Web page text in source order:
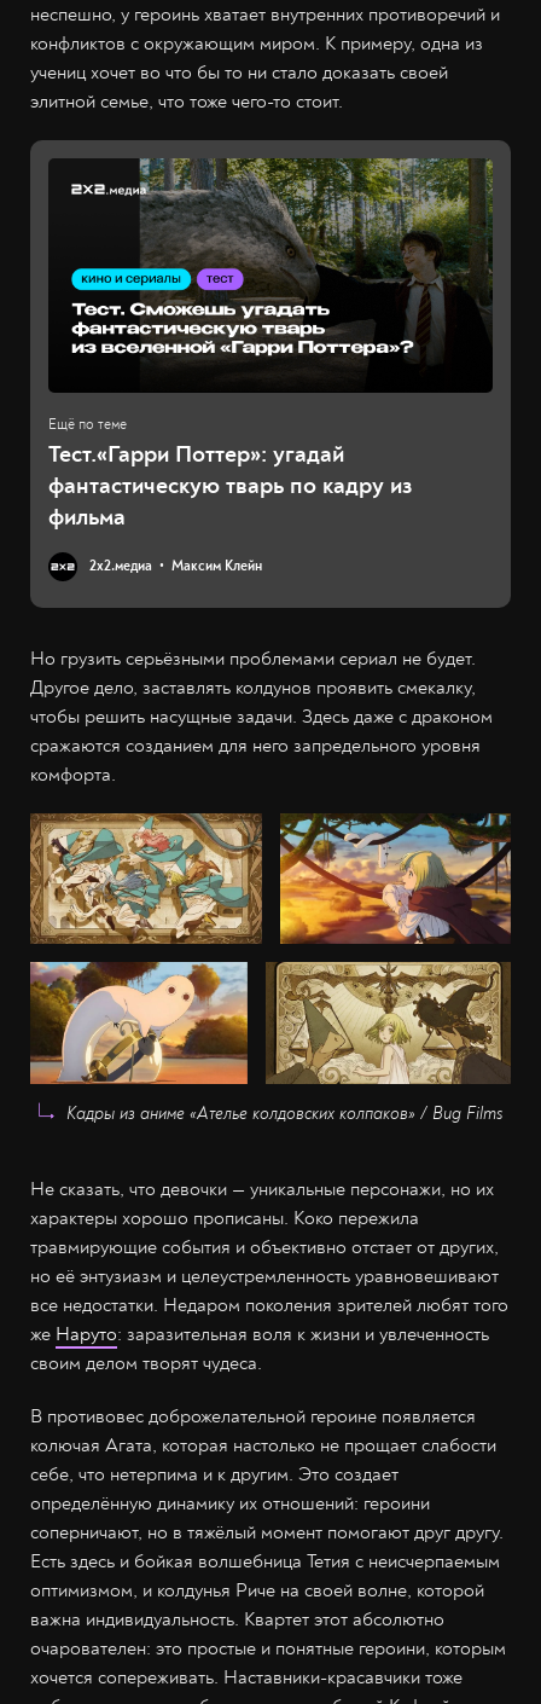
неспешно, у героинь хватает внутренних противоречий и
конфликтов с окружающим миром. К примеру, одна из
учениц хочет во что бы то ни стало доказать своей
элитной семье, что тоже чего-то стоит.
Тест.«Гарри Поттер»: угадай
фантастическую тварь по кадру из
фильма
2х2.медиа Максим Клейн
Но грузить серьёзными проблемами сериал не будет.
Другое дело, заставлять колдунов проявить смекалку,
чтобы решить насущные задачи. Здесь даже с драконом
сражаются созданием для него запредельного уровня
комфорта.
Кадры из аниме «Ателье колдовских колпаков» / Bug Films
Не сказать, что девочки — уникальные персонажи, но их
характеры хорошо прописаны. Коко пережила
травмирующие события и объективно отстает от других,
но её энтузиазм и целеустремленность уравновешивают
все недостатки. Недаром поколения зрителей любят того
же Наруто: заразительная воля к жизни и увлеченность
своим делом творят чудеса.
В противовес доброжелательной героине появляется
колючая Агата, которая настолько не прощает слабости
себе, что нетерпима и к другим. Это создает
определённую динамику их отношений: героини
соперничают, но в тяжёлый момент помогают друг другу.
Есть здесь и бойкая волшебница Тетия с неисчерпаемым
оптимизмом, и колдунья Риче на своей волне, которой
важна индивидуальность. Квартет этот абсолютно
очарователен: это простые и понятные героини, которым
хочется сопереживать. Наставники-красавчики тоже